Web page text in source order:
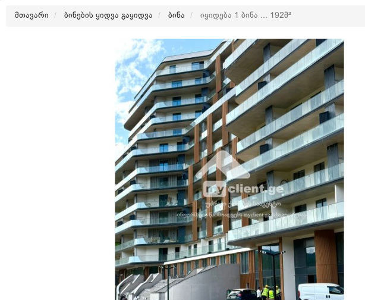
მთავარი ბინების ყიდვა გაყიდვა ბინა იყიდება 1 ბინა ... 192მ²